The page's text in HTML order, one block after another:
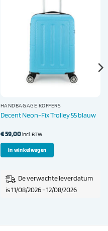
HANDBAGAGE KOFFERS
Decent Neon-Fix Trolley 55 blauw
€59,00incl. BTW
In winkelwagen
De verwachte leverdatum
is 11/08/2026 - 12/08/2026